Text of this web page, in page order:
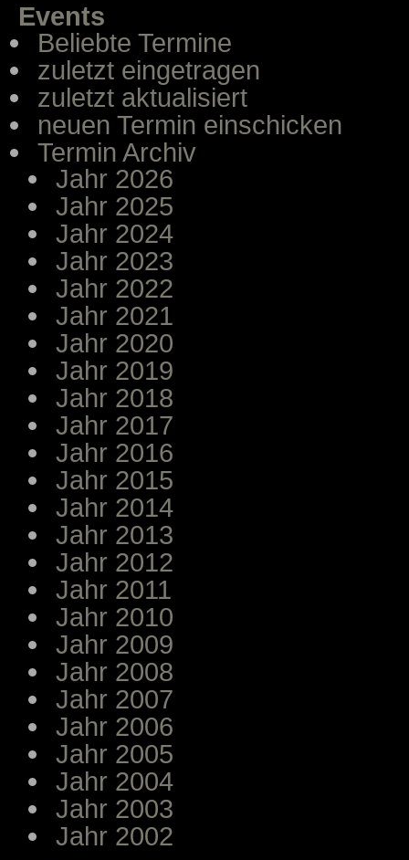
Events
Beliebte Termine
zuletzt eingetragen
zuletzt aktualisiert
neuen Termin einschicken
Termin Archiv
Jahr 2026
Jahr 2025
Jahr 2024
Jahr 2023
Jahr 2022
Jahr 2021
Jahr 2020
Jahr 2019
Jahr 2018
Jahr 2017
Jahr 2016
Jahr 2015
Jahr 2014
Jahr 2013
Jahr 2012
Jahr 2011
Jahr 2010
Jahr 2009
Jahr 2008
Jahr 2007
Jahr 2006
Jahr 2005
Jahr 2004
Jahr 2003
Jahr 2002